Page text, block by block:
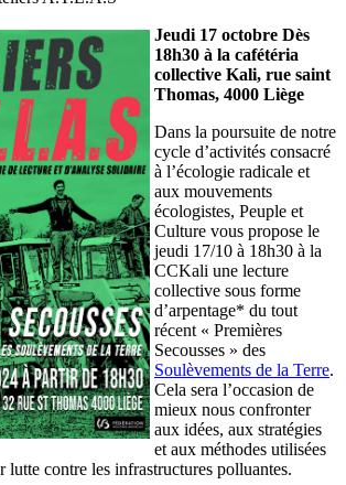
Jeudi 17 octobre Dès
18h30 à la cafétéria
collective Kali, rue saint
Thomas, 4000 Liège
Dans la poursuite de notre
cycle d’activités consacré
à l’écologie radicale et
aux mouvements
écologistes, Peuple et
Culture vous propose le
jeudi 17/10 à 18h30 à la
CCKali une lecture
collective sous forme
d’arpentage* du tout
récent « Premières
Secousses » des
Soulèvements de la Terre.
Cela sera l’occasion de
mieux nous confronter
aux idées, aux stratégies
et aux méthodes utilisées
lutte contre les infrastructures polluantes.